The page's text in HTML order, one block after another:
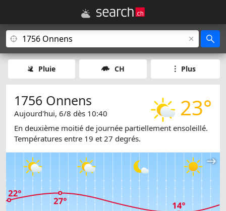
Pluie CH Plus
23°
1756 Onnens
Aujourd'hui, 6/8 dès 10:40
En deuxième moitié de journée partiellement ensoleillé.
Températures entre 19 et 27 degrés.